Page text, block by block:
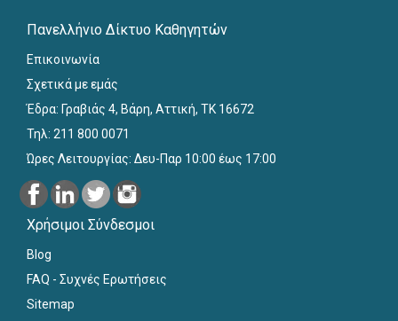
Πανελλήνιο Δίκτυο Καθηγητών
Επικοινωνία
Σχετικά με εμάς
Έδρα: Γραβιάς 4, Βάρη, Αττική, ΤΚ 16672
Τηλ: 211 800 0071
Ώρες Λειτουργίας: Δευ-Παρ 10:00 έως 17:00
Χρήσιμοι Σύνδεσμοι
Blog
FAQ - Συχνές Ερωτήσεις
Sitemap